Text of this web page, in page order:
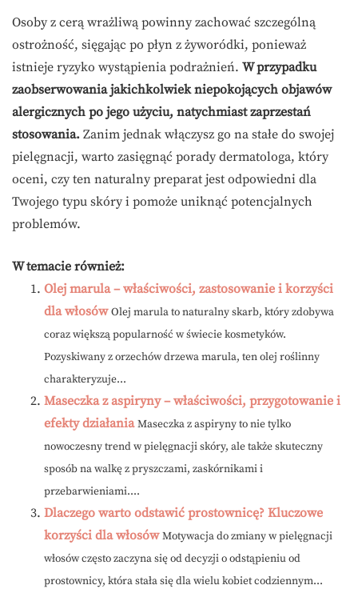
Osoby z cerą wrażliwą powinny zachować szczególną
ostrożność, sięgając po płyn z żyworódki, ponieważ
istnieje ryzyko wystąpienia podrażnień. W przypadku
zaobserwowania jakichkolwiek niepokojących objawów
alergicznych po jego użyciu, natychmiast zaprzestań
stosowania. Zanim jednak włączysz go na stałe do swojej
pielęgnacji, warto zasięgnąć porady dermatologa, który
oceni, czy ten naturalny preparat jest odpowiedni dla
Twojego typu skóry i pomoże uniknąć potencjalnych
problemów.
W temacie również:
Olej marula – właściwości, zastosowanie i korzyści
dla włosów Olej marula to naturalny skarb, który zdobywa
coraz większą popularność w świecie kosmetyków.
Pozyskiwany z orzechów drzewa marula, ten olej roślinny
charakteryzuje...
Maseczka z aspiryny – właściwości, przygotowanie i
efekty działania Maseczka z aspiryny to nie tylko
nowoczesny trend w pielęgnacji skóry, ale także skuteczny
sposób na walkę z pryszczami, zaskórnikami i
przebarwieniami....
Dlaczego warto odstawić prostownicę? Kluczowe
korzyści dla włosów Motywacja do zmiany w pielęgnacji
włosów często zaczyna się od decyzji o odstąpieniu od
prostownicy, która stała się dla wielu kobiet codziennym...